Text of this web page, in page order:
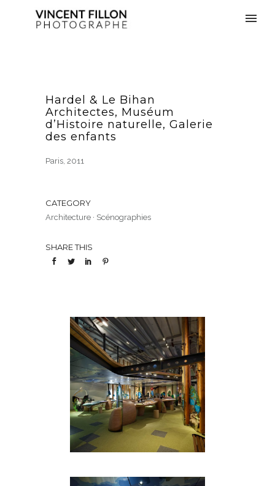
Hardel & Le Bihan
Architectes, Muséum
d’Histoire naturelle, Galerie
des enfants
Paris, 2011
CATEGORY
Architecture · Scénographies
SHARE THIS